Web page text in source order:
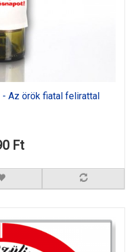
Az örök fiatal felirattal
Ft